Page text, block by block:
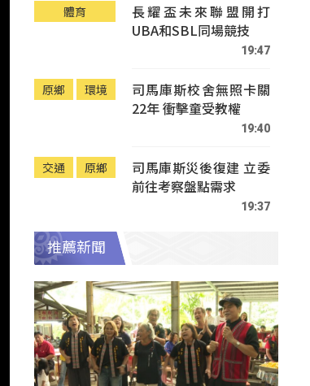
體育
長耀盃未來聯盟開打
UBA和SBL同場競技
19:47
原鄉 環境
司馬庫斯校舍無照卡關
22年 衝擊童受教權
19:40
交通 原鄉
司馬庫斯災後復建 立委
前往考察盤點需求
19:37
推薦新聞